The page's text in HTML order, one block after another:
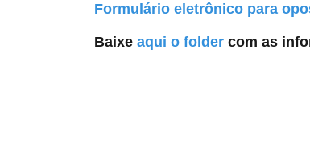
Formulário eletrônico para
Baixe aqui o folder com as